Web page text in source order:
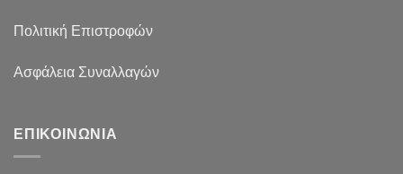
Πολιτική Επιστροφών
Ασφάλεια Συναλλαγών
ΕΠΙΚΟΙΝΩΝΙΑ